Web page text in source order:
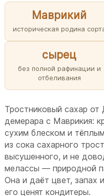
Маврикий
историческая родина
сырец
без полной рафинации и
отбеливания
Тростниковый сахар
демерара с Маврикия:
сухим блеском и
из сока сахарного
высушенного, и не
мелассы — природной
Она и даёт цвет, запах
его ценят кондитеры.